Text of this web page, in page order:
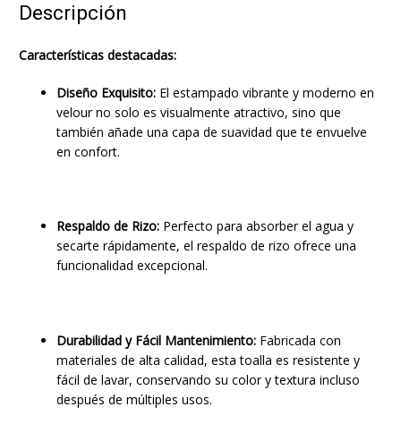
Descripción
Características destacadas:
Diseño Exquisito:El estampado vibrante y moderno en
velour no solo es visualmente atractivo, sino que
también añade una capa de suavidad que te envuelve
en confort.
Respaldo de Rizo:Perfecto para absorber el agua y
secarte rápidamente, el respaldo de rizo ofrece una
funcionalidad excepcional.
Durabilidad y Fácil Mantenimiento:Fabricada con
materiales de alta calidad, esta toalla es resistente y
fácil de lavar, conservando su color y textura incluso
después de múltiples usos.